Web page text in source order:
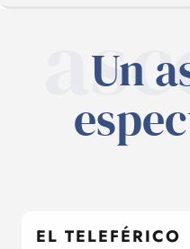
VISTAS
FREERIDE Y
Un
EL TELEFÉRICO